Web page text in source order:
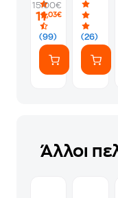
(99)
15.00€
11,03€
(26)
Άλλοι